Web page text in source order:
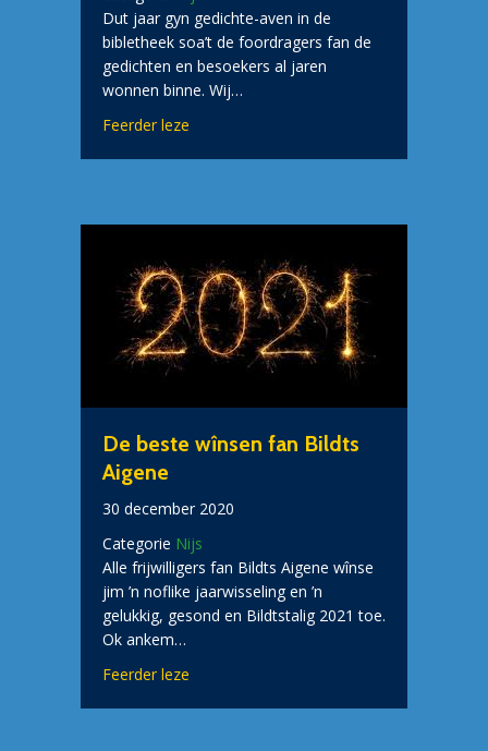
Dut jaar gyn gedichte-aven in de
bibletheek soa’t de foordragers fan de
gedichten en besoekers al jaren
wonnen binne. Wij…
Feerder leze
De beste wînsen fan Bildts
Aigene
30 december 2020
Categorie Nijs
Alle frijwilligers fan Bildts Aigene wînse
jim ’n noflike jaarwisseling en ’n
gelukkig, gesond en Bildtstalig 2021 toe.
Ok ankem…
Feerder leze